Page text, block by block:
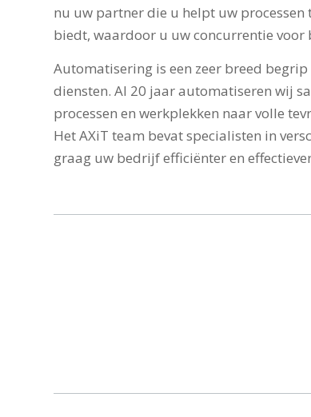
nu uw partner die u helpt uw
biedt, waardoor u uw concurrentie voor
Automatisering is een zeer breed begrip
diensten. Al 20 jaar automatiseren wij
processen en werkplekken naar volle
Het AXiT team bevat specialisten in
graag uw bedrijf efficiënter en